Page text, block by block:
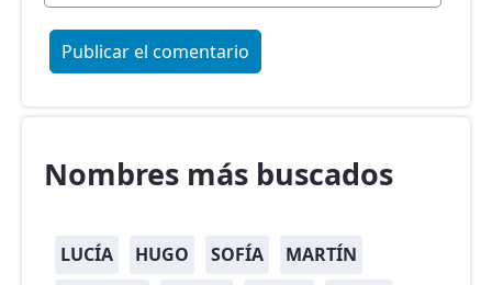
Nombres más buscados
LUCÍA HUGO SOFÍA MARTÍN